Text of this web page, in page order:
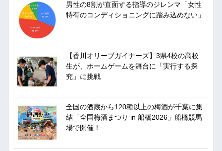
男性の8割が直面する指導のジレンマ「女性
特有のコンディショニングに踏み込めない」
【香川オリーブガイナーズ】3県4校の高校
生が、ホームゲームを舞台に「実行する探
究」に挑戦
全国の酒蔵から120種以上の梅酒が千葉に集
結「全国梅酒まつり in 船橋2026」船橋競馬
場で開催！